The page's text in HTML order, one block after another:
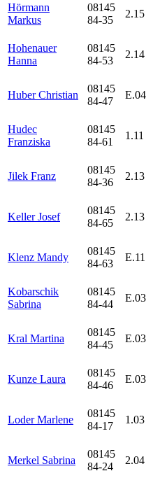
Hörmann
Markus
08145
84-35
2.15
Hohenauer
Hanna
08145
84-53
2.14
Huber Christian
08145
84-47
E.04
Hudec
Franziska
08145
84-61
1.11
Jilek Franz
08145
84-36
2.13
Keller Josef
08145
84-65
2.13
Klenz Mandy
08145
84-63
E.11
Kobarschik
Sabrina
08145
84-44
E.03
Kral Martina
08145
84-45
E.03
Kunze Laura
08145
84-46
E.03
Loder Marlene
08145
84-17
1.03
Merkel Sabrina
08145
84-24
2.04